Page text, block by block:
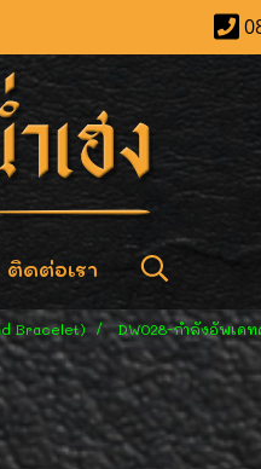
ติดต่อเรา
Bracelet) DW028-กำลังอัพเดท